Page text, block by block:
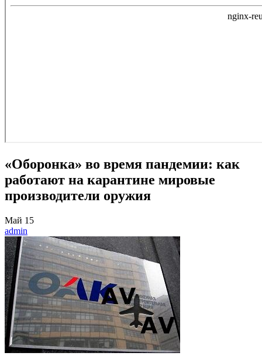
«Оборонка» во время пандемии: как
работают на карантине мировые
производители оружия
Май 15
admin